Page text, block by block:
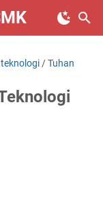
teknologi /Tuhan